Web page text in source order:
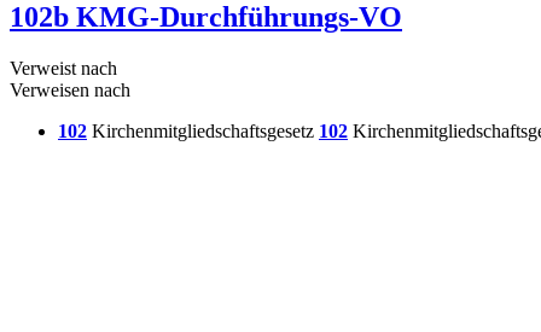
102b KMG-Durchführungs-VO
Verweist nach
Verweisen nach
102 Kirchenmitgliedschaftsgesetz 102